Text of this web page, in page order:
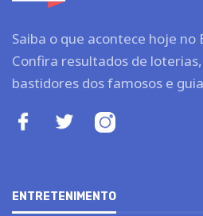
Saiba o que acontece hoje no
Confira resultados de
bastidores dos famosos e
ENTRETENIMENTO